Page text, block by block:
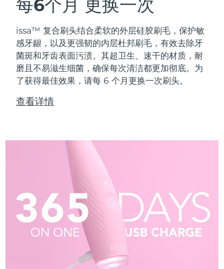
每6个月 更换一次
issa™ 复合刷头结合柔软的外层硅胶刷毛，保护敏
感牙龈，以及更强韧的内层杜邦刷毛，有效去除牙
菌斑和牙齿表面污渍。其超卫生、速干的材质，耐
磨且不易滋生细菌，确保每次清洁都更加彻底。为
了获得最佳效果，请每 6 个月更换一次刷头。
查看详情